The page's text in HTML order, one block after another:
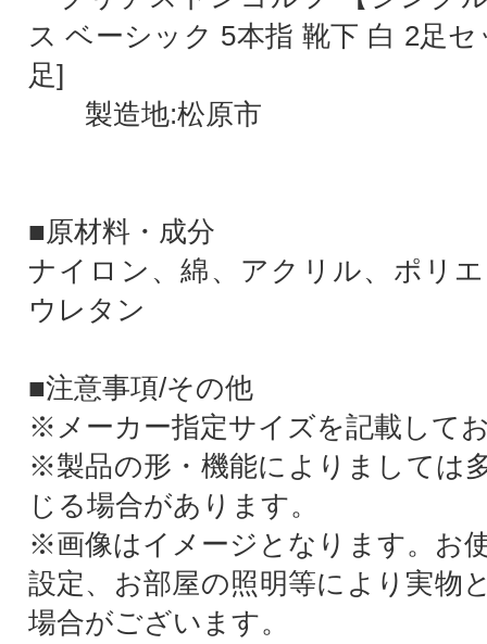
ス ベーシック 5本指 靴下 白 2足セ
足]
製造地:松原市
■原材料・成分
ナイロン、綿、アクリル、ポリ
ウレタン
■注意事項/その他
※メーカー指定サイズを記載して
※製品の形・機能によりましては
じる場合があります。
※画像はイメージとなります。お
設定、お部屋の照明等により実物
場合がございます。